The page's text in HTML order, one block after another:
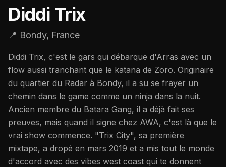
Diddi Trix
📍 Bondy, France
Diddi Trix, c'est le gars qui débarque d'Arras avec un
flow aussi tranchant que le katana de Zoro. Originaire
du quartier du Radar à Bondy, il a su se frayer un
chemin dans le game comme un ninja dans la nuit.
Ancien membre du Batara Gang, il a déjà fait ses
preuves, mais quand il signe chez AWA, c'est là que le
vrai show commence. "Trix City", sa première
mixtape, a dropé en mars 2019 et a mis tout le monde
d'accord avec des vibes west coast qui te donnent